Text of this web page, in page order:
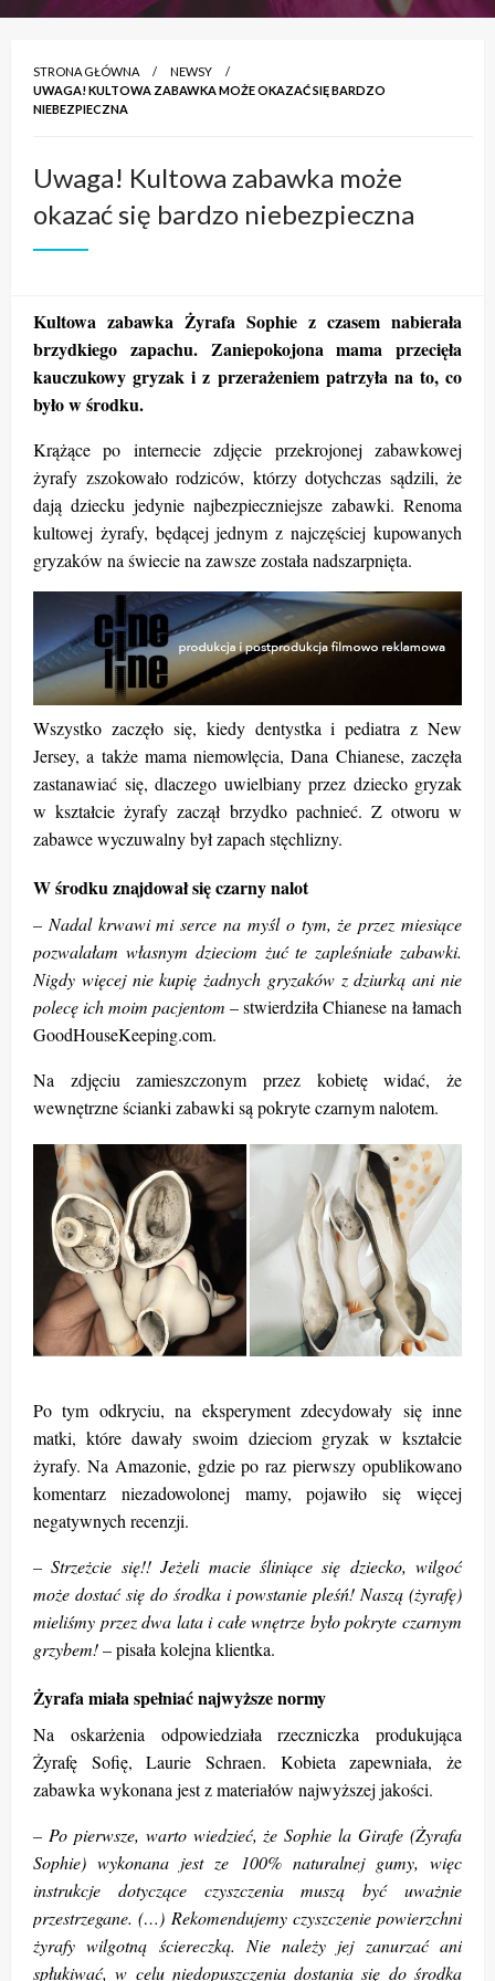
STRONA GŁÓWNA
NEWSY
UWAGA! KULTOWA ZABAWKA MOŻE OKAZAĆ SIĘ BARDZO
NIEBEZPIECZNA
Uwaga! Kultowa zabawka może
okazać się bardzo niebezpieczna
Kultowa zabawka Żyrafa Sophie z czasem nabierała
brzydkiego zapachu. Zaniepokojona mama przecięła
kauczukowy gryzak i z przerażeniem patrzyła na to, co
było w środku.
Krążące po internecie zdjęcie przekrojonej zabawkowej
żyrafy zszokowało rodziców, którzy dotychczas sądzili, że
dają dziecku jedynie najbezpieczniejsze zabawki. Renoma
kultowej żyrafy, będącej jednym z najczęściej kupowanych
gryzaków na świecie na zawsze została nadszarpnięta.
Wszystko zaczęło się, kiedy dentystka i pediatra z New
Jersey, a także mama niemowlęcia, Dana Chianese, zaczęła
zastanawiać się, dlaczego uwielbiany przez dziecko gryzak
w kształcie żyrafy zaczął brzydko pachnieć. Z otworu w
zabawce wyczuwalny był zapach stęchlizny.
W środku znajdował się czarny nalot
– Nadal krwawi mi serce na myśl o tym, że przez miesiące
pozwalałam własnym dzieciom żuć te zapleśniałe zabawki.
Nigdy więcej nie kupię żadnych gryzaków z dziurką ani nie
polecę ich moim pacjentom – stwierdziła Chianese na łamach
GoodHouseKeeping.com.
Na zdjęciu zamieszczonym przez kobietę widać, że
wewnętrzne ścianki zabawki są pokryte czarnym nalotem.
Po tym odkryciu, na eksperyment zdecydowały się inne
matki, które dawały swoim dzieciom gryzak w kształcie
żyrafy. Na Amazonie, gdzie po raz pierwszy opublikowano
komentarz niezadowolonej mamy, pojawiło się więcej
negatywnych recenzji.
– Strzeżcie się!! Jeżeli macie śliniące się dziecko, wilgoć
może dostać się do środka i powstanie pleśń! Naszą (żyrafę)
mieliśmy przez dwa lata i całe wnętrze było pokryte czarnym
grzybem!– pisała kolejna klientka.
Żyrafa miała spełniać najwyższe normy
Na oskarżenia odpowiedziała rzeczniczka produkująca
Żyrafę Sofię, Laurie Schraen. Kobieta zapewniała, że
zabawka wykonana jest z materiałów najwyższej jakości.
– Po pierwsze, warto wiedzieć, że Sophie la Girafe (Żyrafa
Sophie) wykonana jest ze 100% naturalnej gumy, więc
instrukcje dotyczące czyszczenia muszą być uważnie
przestrzegane. (…) Rekomendujemy czyszczenie powierzchni
żyrafy wilgotną ściereczką. Nie należy jej zanurzać ani
spłukiwać, w celu niedopuszczenia dostania się do środka